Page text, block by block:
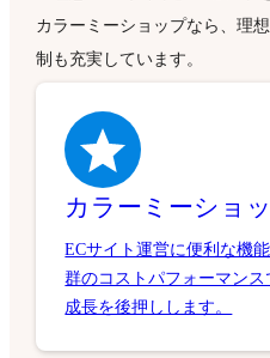
カラーミーショップなら、理
制も充実しています。
カラーミーショ
ECサイト運営に便利な機
群のコストパフォーマン
成長を後押しします。